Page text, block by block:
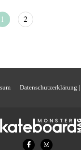
1 2
Datenschutzerklärung